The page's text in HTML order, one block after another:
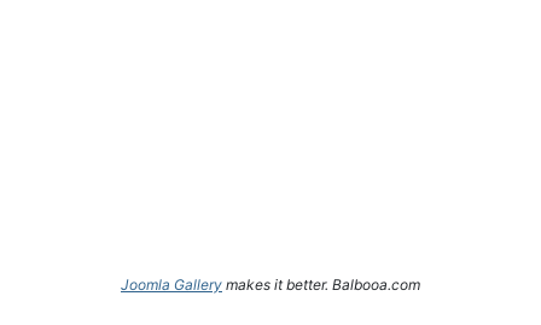
Joomla Gallery makes it better. Balbooa.com